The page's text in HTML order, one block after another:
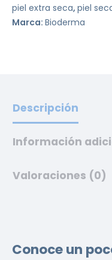
piel extra seca, piel
Marca: Bioderma
Descripción
Información
Valoraciones (0)
Conoce un